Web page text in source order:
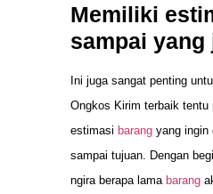
Memiliki
sampai yang
Ini juga sangat penting
Ongkos Kirim terbaik tentu
estimasi barang yang ingin
sampai tujuan. Dengan
ngira berapa lama barang